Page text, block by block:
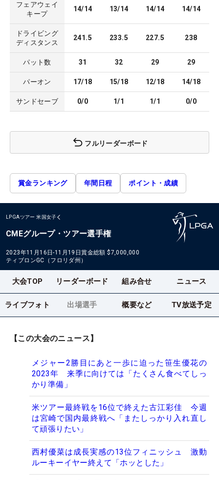
フェアウェイ
キープ
14/14 13/14 14/14 14/14
ドライビング
ディスタンス
241.5 233.5 227.5 238
パット数 31 32 29 29
パーオン 17/18 15/18 12/18 14/18
サンドセーブ 0/0 1/1 1/1 0/0
フルリーダーボード
賞金ランキング 年間日程 ポイント・成績
LPGAツアー 米国女子
CMEグループ・ツアー選手権
2023年11月16日-11月19日賞金総額 $7,000,000
ティブロンGC（フロリダ州）
大会TOP リーダーボード 組み合せ ニュース
ライブフォト 出場選手 概要など TV放送予定
【この大会のニュース】
メジャー2勝目にあと一歩に迫った笹生優花の
2023年 来季に向けては「たくさん食べてしっ
かり準備」
米ツアー最終戦を16位で終えた古江彩佳 今週
は宮崎で国内最終戦へ「またしっかり入れ直し
て頑張りたい」
西村優菜は成長実感の13位フィニッシュ 激動
ルーキーイヤー終えて「ホッとした」